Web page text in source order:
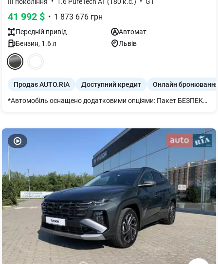
41 992 $ • 1 873 676 грн
Передній привід
Автомат
Бензин, 1.6л Львів
Продає AUTO.RIA Доступний кредит Онлайн
*Автомобіль оснащено додатковими опціями: Пакет БЕЗПЕКА GT ПЛЮС: Система допомоги при зміні смуги руху Lane change assist - long range (ZVM9) Система попередження про поперечний рух позаду Rear Cross Traffic Alert Асистент утримання обраної позиції в смузі руху Lane Positioning Assist Сигналізація (AB13) Бездротова зарядка, 15 Вт (E301) Камера 360° (4 камери) (IG36) Зовнішні дзеркала заднього виду з функцією автоскладання, LED-підсвіткою і налаштуванням позиції при реверсі (HU24) Двопанельний панорамний дах зі зсувною панеллю над сидіннями водія та переднього пасажира і LED-підсвіткою Система моніторингу якості повітря AQS